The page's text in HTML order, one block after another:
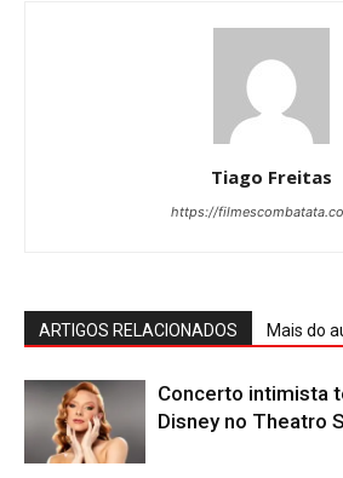
Tiago Freitas
https://
ARTIGOS RELACIONADOS Mais do
Concerto intimista
Disney no Theatro